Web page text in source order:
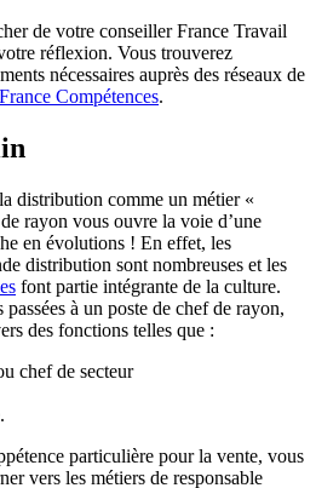
de votre conseiller France Travail
réflexion. Vous trouverez
nécessaires auprès des réseaux de
France Compétences.
distribution comme un métier «
rayon vous ouvre la voie d’une
en évolutions ! En effet, les
distribution sont nombreuses et les
font partie intégrante de la culture.
à un poste de chef de rayon,
des fonctions telles que :
chef de secteur
particulière pour la vente, vous
vers les métiers de responsable